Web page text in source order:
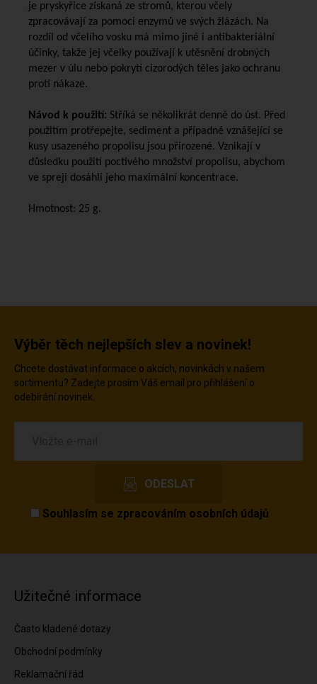
je pryskyřice získaná ze stromů, kterou včely
zpracovávají za pomoci enzymů ve svých žlázách. Na
rozdíl od včelího vosku má mimo jiné i antibakteriální
účinky, takže jej včelky používají k utěsnění drobných
mezer v úlu nebo pokrytí cizorodých těles jako ochranu
proti nákaze.
Návod k použití: Stříká se několikrát denně do úst. Před
použitím protřepejte, sediment a případné vznášející se
kusy usazeného propolisu jsou přirozené. Vznikají v
důsledku použití poctivého množství propolisu, abychom
ve spreji dosáhli jeho maximální koncentrace.
Hmotnost: 25 g.
Výběr těch nejlepších slev a novinek!
Chcete dostávat informace o akcích, novinkách v našem
sortimentu? Zadejte prosím Váš email pro přihlášení o
odebírání novinek.
Souhlasím se zpracováním osobních údajů
Užitečné informace
Často kladené dotazy
Obchodní podmínky
Reklamační řád